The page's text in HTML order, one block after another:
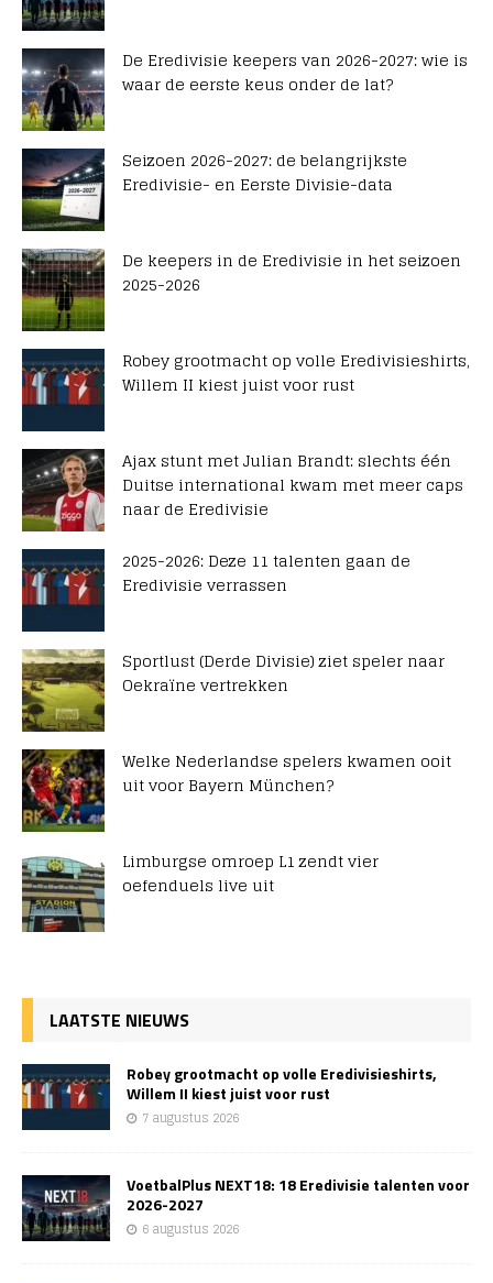
De Eredivisie keepers van 2026-2027: wie is
waar de eerste keus onder de lat?
Seizoen 2026-2027: de belangrijkste
Eredivisie- en Eerste Divisie-data
De keepers in de Eredivisie in het seizoen
2025-2026
Robey grootmacht op volle Eredivisieshirts,
Willem II kiest juist voor rust
Ajax stunt met Julian Brandt: slechts één
Duitse international kwam met meer caps
naar de Eredivisie
2025-2026: Deze 11 talenten gaan de
Eredivisie verrassen
Sportlust (Derde Divisie) ziet speler naar
Oekraïne vertrekken
Welke Nederlandse spelers kwamen ooit
uit voor Bayern München?
Limburgse omroep L1 zendt vier
oefenduels live uit
LAATSTE NIEUWS
Robey grootmacht op volle Eredivisieshirts,
Willem II kiest juist voor rust
7 augustus 2026
VoetbalPlus NEXT18: 18 Eredivisie talenten voor
2026-2027
6 augustus 2026